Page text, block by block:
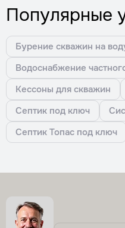
Популярные
Бурение скважин на
Водоснабжение
Кессоны для скважин
Септик под ключ
Септик Топас под ключ